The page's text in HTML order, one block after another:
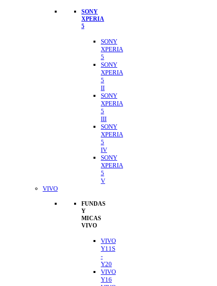
SONY
XPERIA
5
SONY
XPERIA
5
SONY
XPERIA
5
II
SONY
XPERIA
5
III
SONY
XPERIA
5
IV
SONY
XPERIA
5
V
VIVO
FUNDAS
Y
MICAS
VIVO
VIVO
Y11S
-
Y20
VIVO
Y16